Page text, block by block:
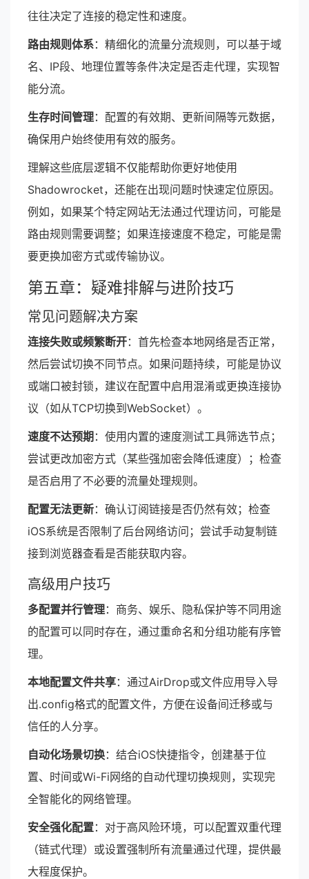
往往决定了连接的稳定性和速度。
路由规则体系：精细化的流量分流规则，可以基于域
名、IP段、地理位置等条件决定是否走代理，实现智
能分流。
生存时间管理：配置的有效期、更新间隔等元数据，
确保用户始终使用有效的服务。
理解这些底层逻辑不仅能帮助你更好地使用
Shadowrocket，还能在出现问题时快速定位原因。
例如，如果某个特定网站无法通过代理访问，可能是
路由规则需要调整；如果连接速度不稳定，可能是需
要更换加密方式或传输协议。
第五章：疑难排解与进阶技巧
常见问题解决方案
连接失败或频繁断开：首先检查本地网络是否正常，
然后尝试切换不同节点。如果问题持续，可能是协议
或端口被封锁，建议在配置中启用混淆或更换连接协
议（如从TCP切换到WebSocket）。
速度不达预期 ：使用内置的速度测试工具筛选节点；
尝试更改加密方式（某些强加密会降低速度）；检查
是否启用了不必要的流量处理规则。
配置无法更新：确认订阅链接是否仍然有效；检查
iOS系统是否限制了后台网络访问；尝试手动复制链
接到浏览器查看是否能获取内容。
高级用户技巧
多配置并行管理：商务、娱乐、隐私保护等不同用途
的配置可以同时存在，通过重命名和分组功能有序管
理。
本地配置文件共享：通过AirDrop或文件应用导入导
出.config格式的配置文件，方便在设备间迁移或与
信任的人分享。
自动化场景切换：结合iOS快捷指令，创建基于位
置、时间或Wi-Fi网络的自动代理切换规则，实现完
全智能化的网络管理。
安全强化配置：对于高风险环境，可以配置双重代理
（链式代理）或设置强制所有流量通过代理，提供最
大程度保护。